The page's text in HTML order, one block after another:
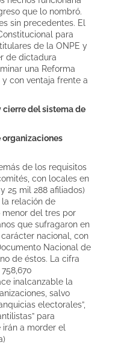
que lo nombró.
sin precedentes. El
para
de la ONPE y
de dictadura
una Reforma
con ventaja frente a
cierre del sistema de
organizaciones
de los requisitos
con locales en
25 mil 288 afiliados)
relación de
menor del tres por
que sufragaron en
nacional, con
Nacional de
de éstos. La cifra
inalcanzable la
salvo
electorales”,
para
irán a morder el